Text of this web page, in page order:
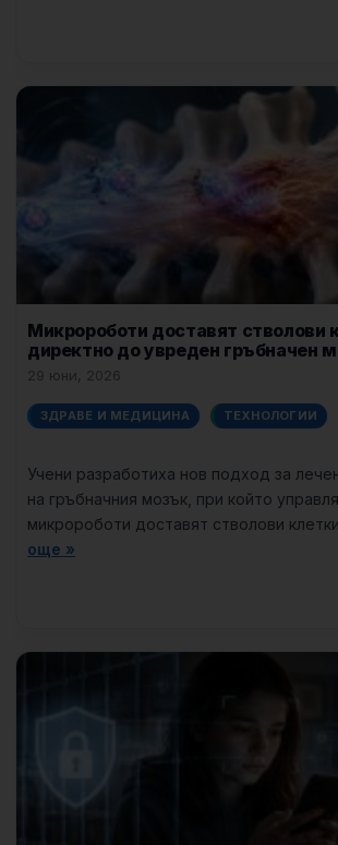
Микророботи доставят стволови
директно до увреден гръбначен
29 юни, 2026
ЗДРАВЕ И МЕДИЦИНА ТЕХНОЛОГИИ
Учени разработиха нов подход за
на гръбначния мозък, при който
микророботи доставят стволови
още »